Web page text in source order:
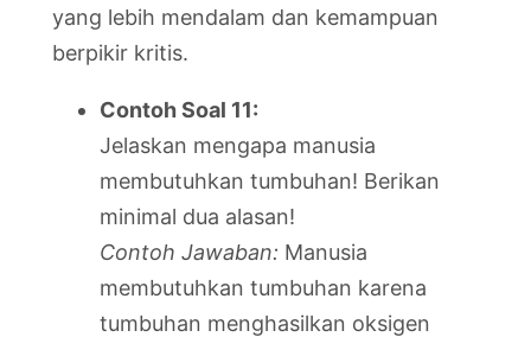
yang lebih mendalam dan kemampuan
berpikir kritis.
Contoh Soal 11:
Jelaskan mengapa manusia
membutuhkan tumbuhan! Berikan
minimal dua alasan!
Contoh Jawaban: Manusia
membutuhkan tumbuhan karena
tumbuhan menghasilkan oksigen